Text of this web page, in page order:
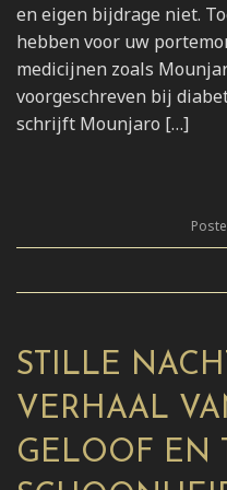
en eigen bijdrage niet.
hebben voor uw
medicijnen zoals
voorgeschreven bij
schrijft Mounjaro […]
STILLE
VERHAAL
GELOOF EN